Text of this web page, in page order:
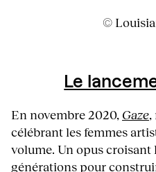
©
Le
En novembre 2020, Gaze,
célébrant les femmes
volume. Un opus croisant
générations pour